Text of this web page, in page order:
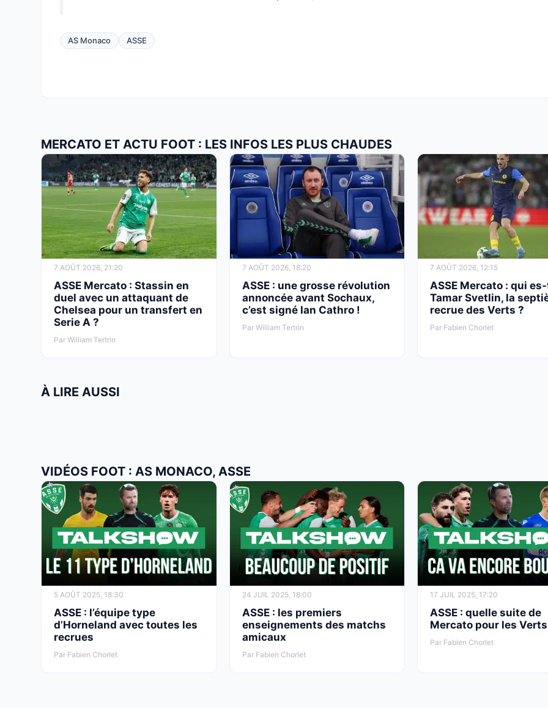
AS Monaco ASSE
MERCATO ET ACTU FOOT : LES INFOS LES PLUS CHAUDES
7 AOÛT 2026, 21:20
ASSE Mercato : Stassin en
duel avec un attaquant de
Chelsea pour un transfert en
Serie A ?
Par William Tertrin
7 AOÛT 2026, 18:20
ASSE : une grosse révolution
annoncée avant Sochaux,
c’est signé Ian Cathro !
Par William Tertrin
7 AOÛT 2026, 12:15
ASSE Mercato : qui
Tamar Svetlin, la
recrue des Verts ?
Par Fabien Chorlet
À LIRE AUSSI
VIDÉOS FOOT : AS MONACO, ASSE
5 AOÛT 2025, 18:30
ASSE : l’équipe type
d’Horneland avec toutes les
recrues
Par Fabien Chorlet
24 JUIL 2025, 18:00
ASSE : les premiers
enseignements des matchs
amicaux
Par Fabien Chorlet
17 JUIL 2025, 17:20
ASSE : quelle suite de
Mercato pour les Verts
Par Fabien Chorlet